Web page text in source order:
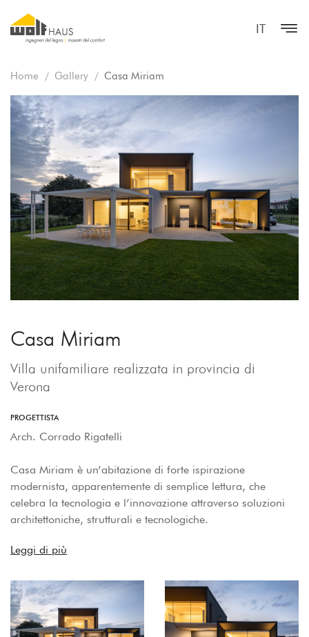
IT
Home Gallery Casa Miriam
Casa Miriam
Villa unifamiliare realizzata in provincia di
Verona
PROGETTISTA
Arch. Corrado Rigatelli
Casa Miriam è un’abitazione di forte ispirazione
modernista, apparentemente di semplice lettura, che
celebra la tecnologia e l’innovazione attraverso soluzioni
architettoniche, strutturali e tecnologiche.
Leggi di più